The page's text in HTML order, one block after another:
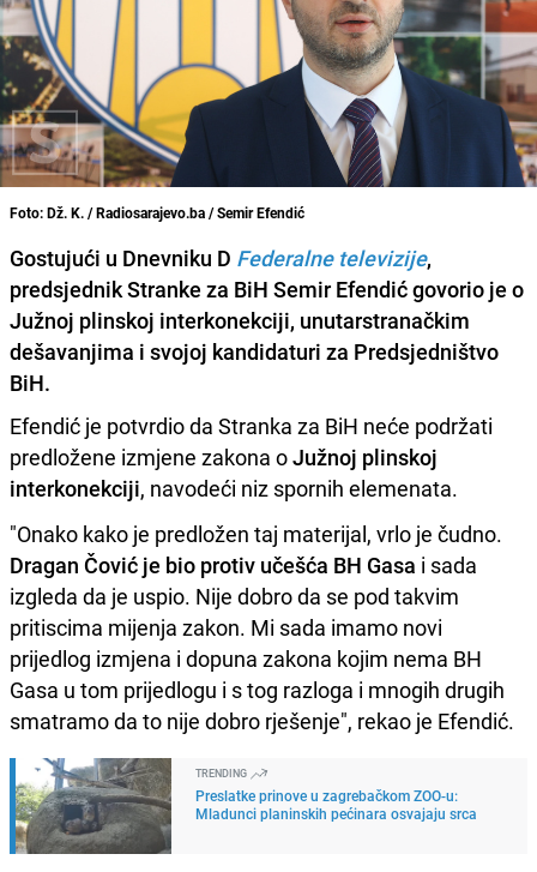
Foto: Dž. K. / Radiosarajevo.ba / Semir Efendić
Gostujući u Dnevniku D Federalne televizije,
predsjednik Stranke za BiH Semir Efendić govorio je o
Južnoj plinskoj interkonekciji, unutarstranačkim
dešavanjima i svojoj kandidaturi za Predsjedništvo
BiH.
Efendić je potvrdio da Stranka za BiH neće podržati
predložene izmjene zakona oJužnoj plinskoj
interkonekciji, navodeći niz spornih elemenata.
"Onako kako je predložen taj materijal, vrlo je čudno.
Dragan Čović je bio protiv učešća BH Gasa i sada
izgleda da je uspio. Nije dobro da se pod takvim
pritiscima mijenja zakon. Mi sada imamo novi
prijedlog izmjena i dopuna zakona kojim nema BH
Gasa u tom prijedlogu i s tog razloga i mnogih drugih
smatramo da to nije dobro rješenje", rekao je Efendić.
TRENDING
Preslatke prinove u zagrebačkom ZOO-u:
Mladunci planinskih pećinara osvajaju srca